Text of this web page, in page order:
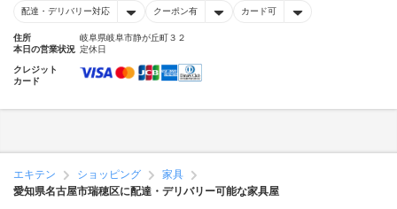
配達・デリバリー対応 クーポン有 カード可
住所
岐阜県岐阜市静が丘町３２
本日の営業状況 定休日
クレジット
カード
エキテン ショッピング
家具
愛知県名古屋市瑞穂区に配達・デリバリー可能な家具屋